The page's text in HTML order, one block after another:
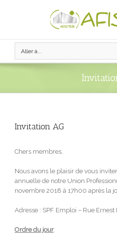
Aller à...
Invitation AG
Chers membres,
Nous avons le plaisir de vous
annuelle de notre Union
novembre 2018 à 17h00 après la
Adresse : SPF Emploi – Rue
Ordre du jour: